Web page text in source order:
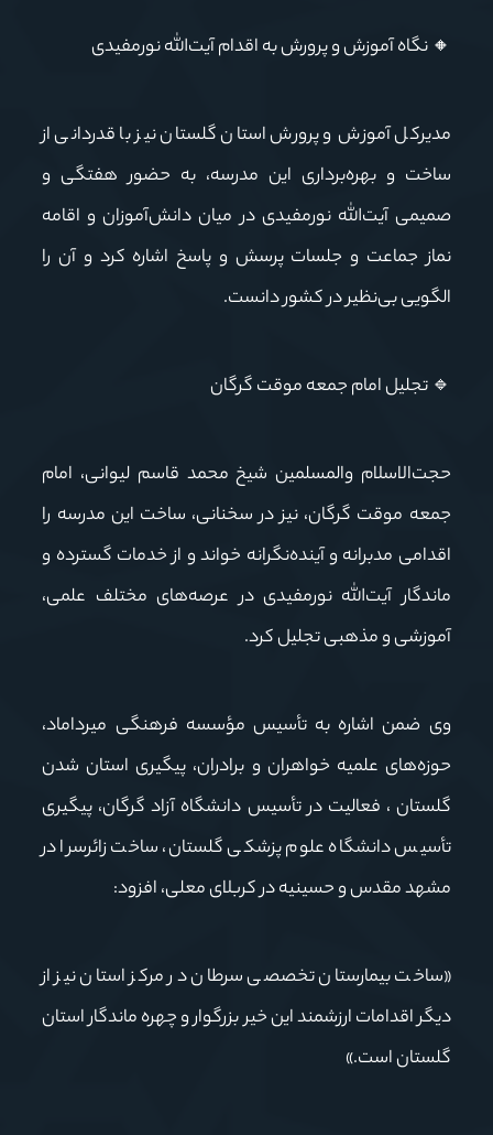
🔸 نگاهآموزشوپرورشبهاقدامآیت‌الله نورمفیدی
مدیرکل آموزش و پرورش استان گلستان نیز با قدردانی از
ساخت و بهره‌برداری این مدرسه، به حضور هفتگی و
صمیمی آیت‌الله نورمفیدی در میان دانش‌آموزان و اقامه
نماز جماعت و جلسات پرسش و پاسخ اشاره کرد و آن را
الگویی بی‌نظیر در کشور دانست.
🔹 تجلیل امام جمعه موقت گرگان
حجت‌الاسلام والمسلمین شیخ محمد قاسم لیوانی، امام
جمعه موقت گرگان، نیز در سخنانی، ساخت این مدرسه را
اقدامی مدبرانه و آینده‌نگرانه خواند و از خدمات گسترده و
ماندگار آیت‌الله نورمفیدی در عرصه‌های مختلف علمی،
آموزشی و مذهبی تجلیل کرد.
وی ضمن اشاره به تأسیس مؤسسه فرهنگی میرداماد،
حوزه‌های علمیه خواهران و برادران، پیگیری استان شدن
گلستان ، فعالیت در تأسیس دانشگاه آزاد گرگان، پیگیری
تأسیس دانشگاه علوم پزشکی گلستان، ساخت زائرسرا در
مشهد مقدس و حسینیه در کربلای معلی، افزود:
«ساخت بیمارستان تخصصی سرطان در مرکز استان نیز از
دیگر اقدامات ارزشمند این خیر بزرگوار و چهره ماندگار استان
گلستان است.»